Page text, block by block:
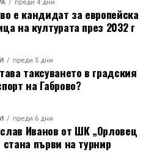
повреди.
история разкрива и
самото местоположение на
Илия Лефтеров е трябвало да
за нейното изграждане, тъй
те години на нейното
били построени сградите на
преди 4 дни
е кандидат за европейска
на културата през 2032 г
преди 5 дни
таксуването в градския
на Габрово?
преди 6 дни
Иванов от ШК „Орловец
стана първи на турнир